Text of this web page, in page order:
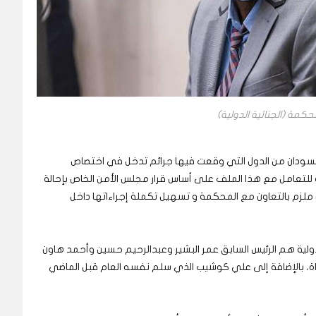
(الجنائية الدولية)
من الدول التي وقعت فيها جرائم تدخل في اختصاص
للتعامل مع هذا الملف على أساس قرار مجلس الأمن الخاص بإحالة
بالتعاون مع المحكمة و تسهيل تكملة إجراءاتها داخل
هم الرئيس السابق عمر البشير وعبدالرحيم حسين وأحمد هاون
بالإضافة إلى علي كوشيب الذي سلم نفسه العام قبل الماضي